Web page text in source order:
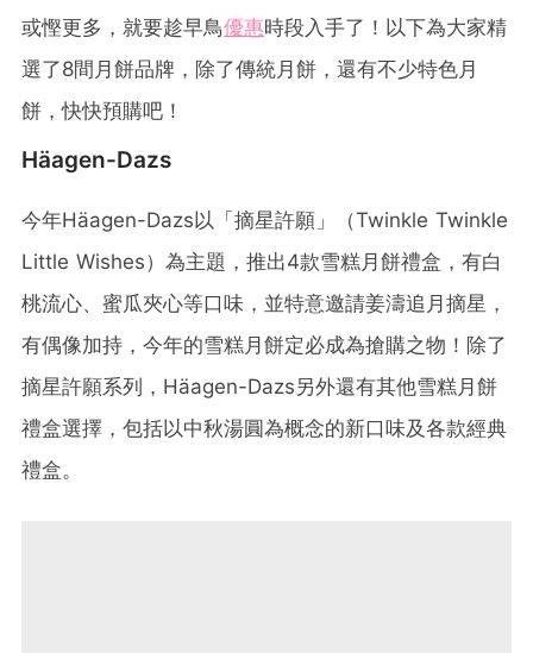
或慳更多，就要趁早鳥優惠時段入手了！以下為大家精
選了8間月餅品牌，除了傳統月餅，還有不少特色月
餅，快快預購吧！
Häagen-Dazs
今年Häagen-Dazs以「摘星許願」（Twinkle Twinkle
Little Wishes）為主題，推出4款雪糕月餅禮盒，有白
桃流心、蜜瓜夾心等口味，並特意邀請姜濤追月摘星，
有偶像加持，今年的雪糕月餅定必成為搶購之物！除了
摘星許願系列，Häagen-Dazs另外還有其他雪糕月餅
禮盒選擇，包括以中秋湯圓為概念的新口味及各款經典
禮盒。